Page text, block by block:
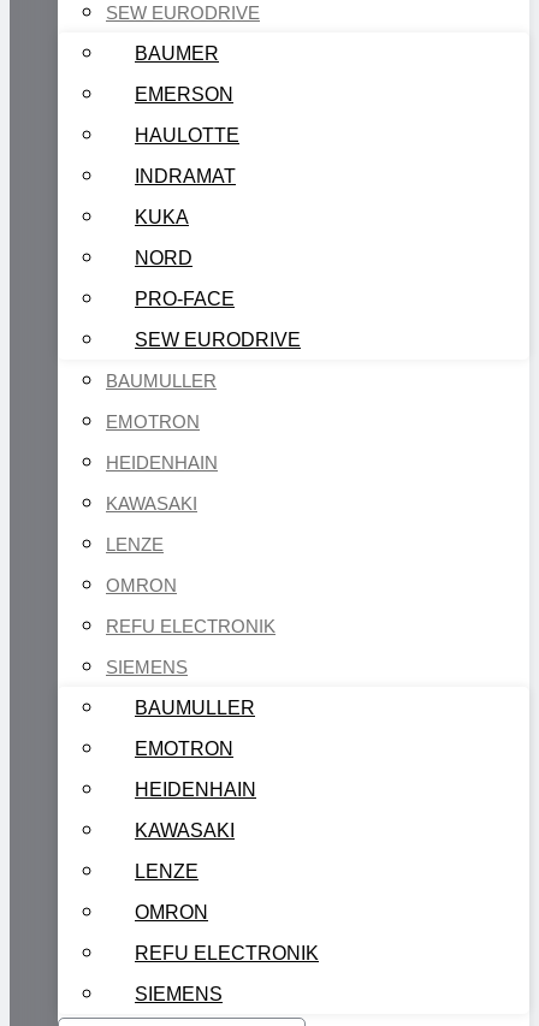
SEW EURODRIVE
BAUMER
EMERSON
HAULOTTE
INDRAMAT
KUKA
NORD
PRO-FACE
SEW EURODRIVE
BAUMULLER
EMOTRON
HEIDENHAIN
KAWASAKI
LENZE
OMRON
REFU ELECTRONIK
SIEMENS
BAUMULLER
EMOTRON
HEIDENHAIN
KAWASAKI
LENZE
OMRON
REFU ELECTRONIK
SIEMENS